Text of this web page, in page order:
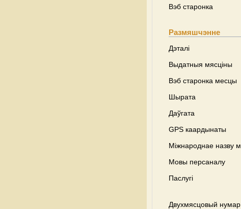
Вэб старонка
Размяшчэнне
Дэталі
Выдатныя мясціны
Вэб старонка месцы
Шырата
Даўгата
GPS каардынаты
Міжнароднае назву
Мовы персаналу
Паслугі
Двухмясцовый нумар